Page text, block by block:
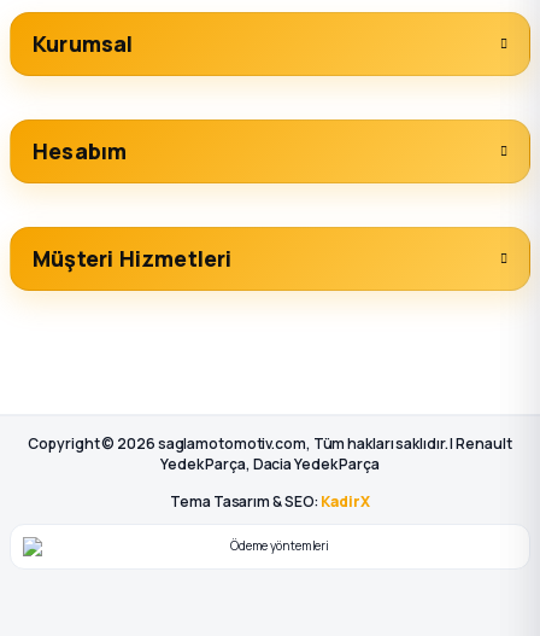
Kurumsal
Hesabım
Müşteri Hizmetleri
Copyright © 2026 saglamotomotiv.com, Tüm hakları saklıdır. | Renault
Yedek Parça, Dacia Yedek Parça
Tema Tasarım & SEO: KadirX